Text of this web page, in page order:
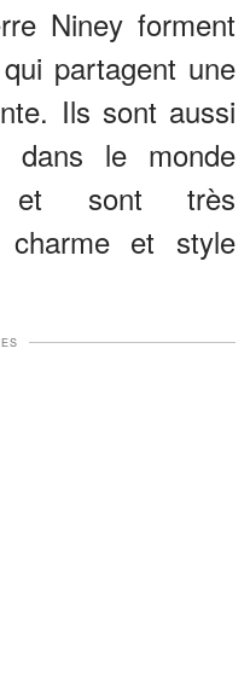
Niney forment
partagent une
Ils sont aussi
dans le monde
et sont très
charme et style